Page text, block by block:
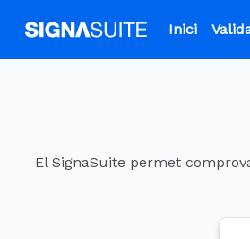
Inici
El SignaSuite permet